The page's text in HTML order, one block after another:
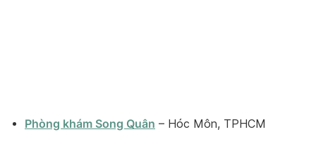
Phòng khám Song Quân – Hóc Môn, TPHCM